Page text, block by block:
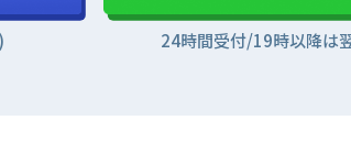
24時間受付/19時以降は